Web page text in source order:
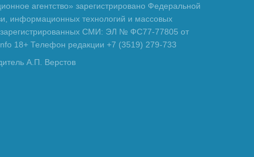
агентство» зарегистрировано Федеральной
информационных технологий и массовых
зарегистрированных СМИ: ЭЛ № ФС77-77805 от
18+ Телефон редакции +7 (3519) 279-733
А.П. Верстов